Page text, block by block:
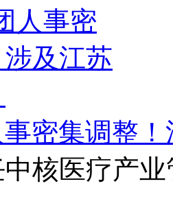
密集调整
核医疗产